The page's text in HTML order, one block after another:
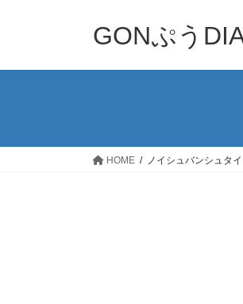
GONぷう
HOME ノイシュバンシュタ